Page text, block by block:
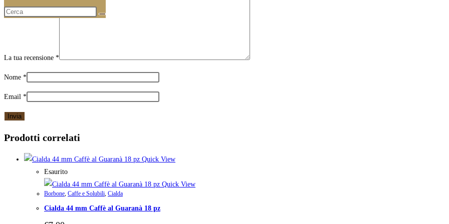
La tua recensione *
Nome *
Email *
Prodotti correlati
Quick View
Esaurito
Quick View
Borbone Caffe e Solubili Cialda
Cialda 44 mm Caffè al Guaranà 18 pz